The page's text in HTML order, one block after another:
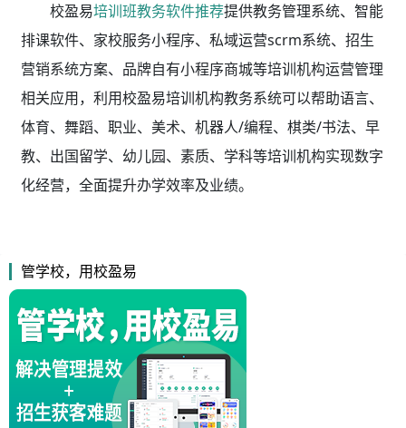
校盈易培训班教务软件推荐提供教务管理系统、智能
排课软件、家校服务小程序、私域运营scrm系统、招生
营销系统方案、品牌自有小程序商城等培训机构运营管理
相关应用，利用校盈易培训机构教务系统可以帮助语言、
体育、舞蹈、职业、美术、机器人/编程、棋类/书法、早
教、出国留学、幼儿园、素质、学科等培训机构实现数字
化经营，全面提升办学效率及业绩。
管学校，用校盈易